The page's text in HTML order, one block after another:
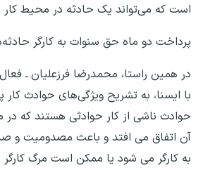
است که می‌تواند یک حادثه در محیط کار
پرداخت دو ماه حق سنوات به کارگر
در همین راستا، محمدرضا فرزعلیان ـ
با ایسنا، به تشریح ویژگی‌های حوادث کار
حوادث ناشی از کار حوادثی هستند که در
آن اتفاق می افتد و باعث مصدومیت و
به کارگر می شود یا ممکن است مرگ کارگر